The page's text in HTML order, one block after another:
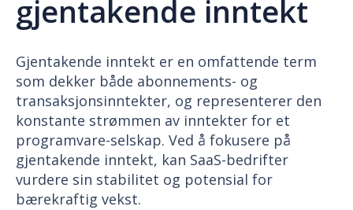
gjentakende inntekt
Gjentakende inntekt er en omfattende term
som dekker både abonnements- og
transaksjonsinntekter, og representerer den
konstante strømmen av inntekter for et
programvare-selskap. Ved å fokusere på
gjentakende inntekt, kan SaaS-bedrifter
vurdere sin stabilitet og potensial for
bærekraftig vekst.